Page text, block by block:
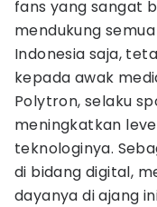
fans yang sangat
mendukung
Indonesia saja,
kepada awak
Polytron, selaku
meningkatkan
teknologinya.
di bidang digital,
dayanya di ajang